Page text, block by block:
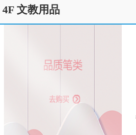
4F 文教用品